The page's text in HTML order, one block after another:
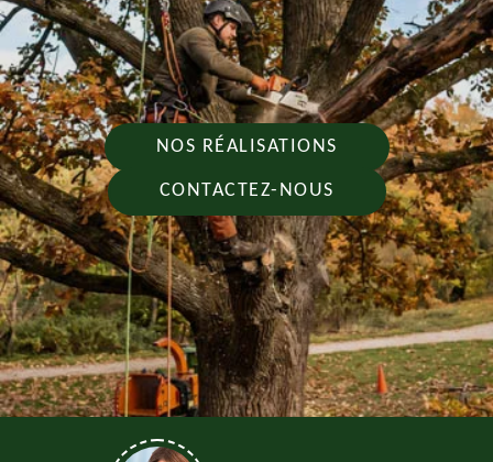
NOS RÉALISATIONS
CONTACTEZ-NOUS